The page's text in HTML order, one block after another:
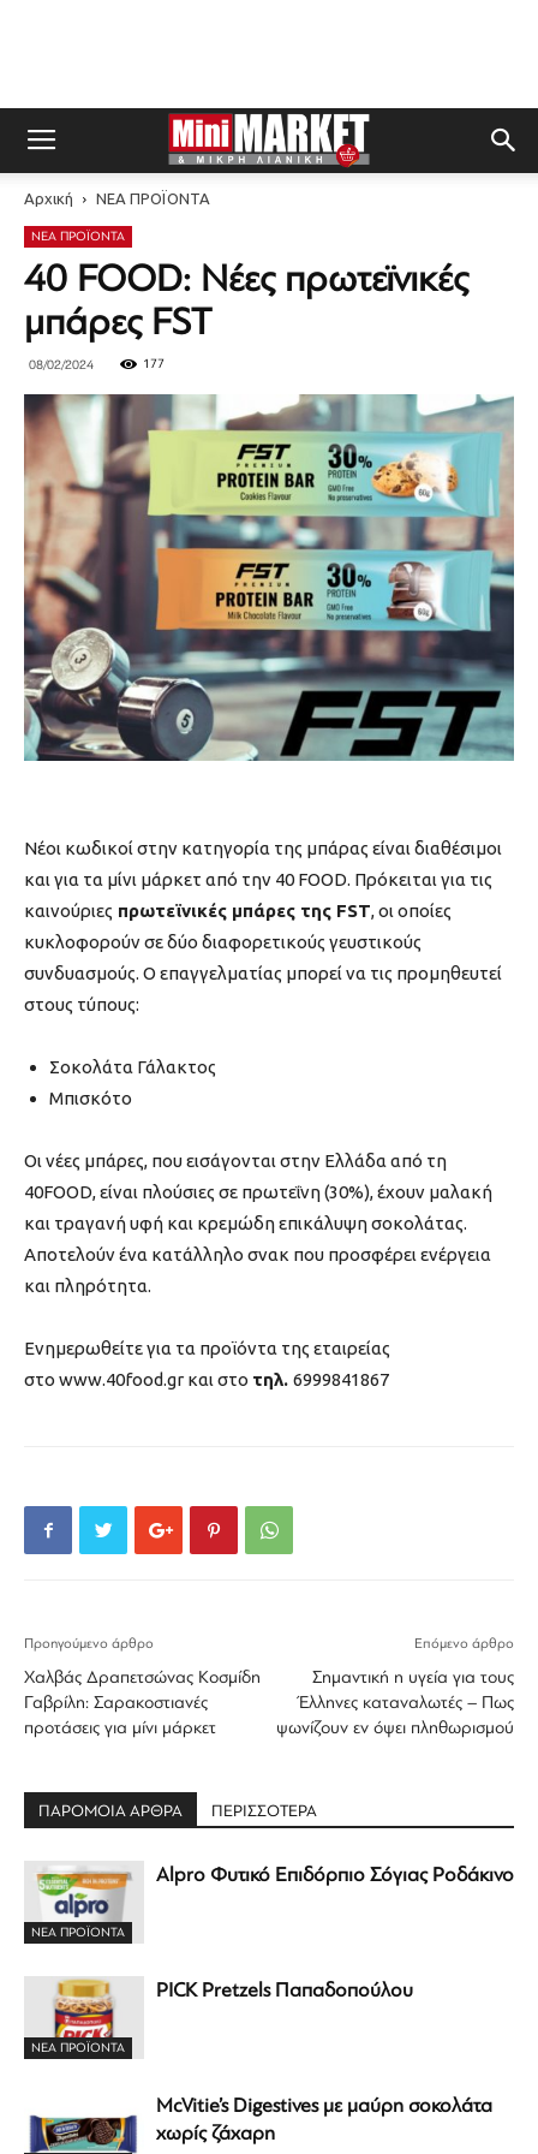
Αρχική ΝΕΑ ΠΡΟΪΟΝΤΑ
ΝΕΑ ΠΡΟΪΟΝΤΑ
40 FOOD: Νέες πρωτεϊνικές
μπάρες FST
08/02/2024 177
Νέοι κωδικοί στην κατηγορία της μπάρας είναι διαθέσιμοι
και για τα μίνι μάρκετ από την 40 FOOD. Πρόκειται για τις
καινούριες πρωτεϊνικές μπάρες της FST, οι οποίες
κυκλοφορούν σε δύο διαφορετικούς γευστικούς
συνδυασμούς. Ο επαγγελματίας μπορεί να τις προμηθευτεί
στους τύπους:
Σοκολάτα Γάλακτος
Μπισκότο
Οι νέες μπάρες, που εισάγονται στην Ελλάδα από τη
40FOOD, είναι πλούσιες σε πρωτεΐνη (30%), έχουν μαλακή
και τραγανή υφή και κρεμώδη επικάλυψη σοκολάτας.
Αποτελούν ένα κατάλληλο σνακ που προσφέρει ενέργεια
και πληρότητα.
Ενημερωθείτε για τα προϊόντα της εταιρείας
στο www.40food.gr και στο τηλ. 6999841867
Προηγούμενο άρθρο
Χαλβάς Δραπετσώνας Κοσμίδη
Γαβρίλη: Σαρακοστιανές
προτάσεις για μίνι μάρκετ
Επόμενο άρθρο
Σημαντική η υγεία για τους
Έλληνες καταναλωτές – Πως
ψωνίζουν εν όψει πληθωρισμού
ΠΑΡΟΜΟΙΑ ΑΡΘΡΑ ΠΕΡΙΣΣΟΤΕΡΑ
ΝΕΑ ΠΡΟΪΟΝΤΑ
Alpro Φυτικό Επιδόρπιο Σόγιας Ροδάκινο
ΝΕΑ ΠΡΟΪΟΝΤΑ
PICK Pretzels Παπαδοπούλου
McVitie’s Digestives με μαύρη σοκολάτα
χωρίς ζάχαρη